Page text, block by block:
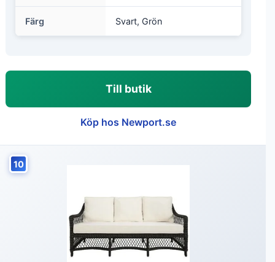
Färg Svart, Grön
Till butik
Köp hos Newport.se
10